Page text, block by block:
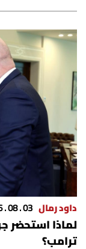
داود رمال 03 . 08 . 2026
لماذا استحضر
ترامب؟